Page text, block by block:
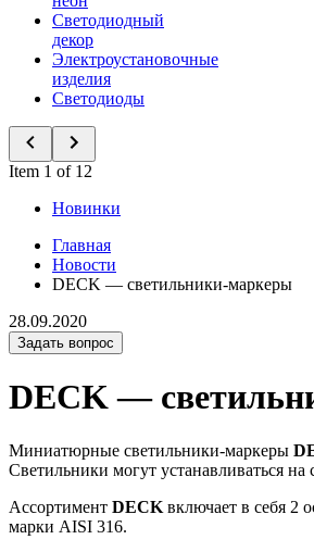
Светодиодный
декор
Электроустановочные
изделия
Светодиоды
Item 1 of 12
Новинки
Главная
Новости
DECK — светильники-маркеры
28.09.2020
Задать вопрос
DECK —
Миниатюрные светильники-маркеры
Светильники могут устанавливаться
Ассортимент DECK включает в себя 2
марки AISI 316.